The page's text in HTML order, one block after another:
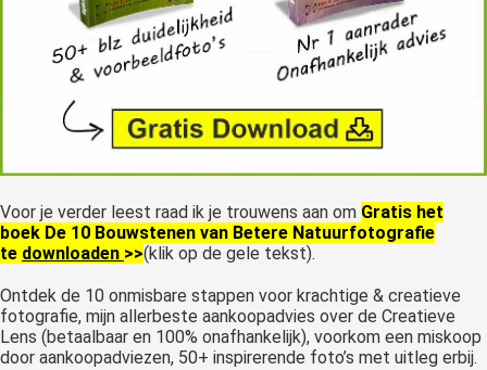
Voor je verder leest raad ik je trouwens aan om Gratis het
boek De 10 Bouwstenen van Betere Natuurfotografie
te downloaden >>(klik op de gele tekst).
Ontdek de 10 onmisbare stappen voor krachtige & creatieve
fotografie, mijn allerbeste aankoopadvies over de Creatieve
Lens (betaalbaar en 100% onafhankelijk), voorkom een miskoop
door aankoopadviezen, 50+ inspirerende foto’s met uitleg erbij.